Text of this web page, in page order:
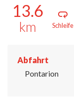
13.6
km Schleife
Abfahrt
Pontarion